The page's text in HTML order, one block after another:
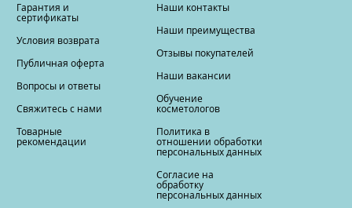
Гарантия и
сертификаты
Условия возврата
Публичная оферта
Вопросы и ответы
Свяжитесь с нами
Товарные
рекомендации
Наши контакты
Наши преимущества
Отзывы покупателей
Наши вакансии
Обучение
косметологов
Политика в
отношении обработки
персональных данных
Согласие на
обработку
персональных данных